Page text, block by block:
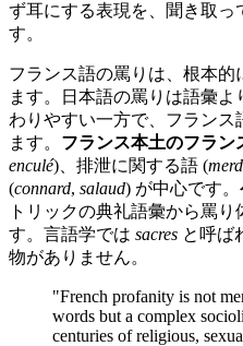
ず耳にする表現を、聞き取
す。
フランス語の罵りは、根本的
ます。日本語の罵りは語彙
わりやすい一方で、フラン
ます。 フランス本土のフラン
enculé)、排泄に関する語 (
(connard, salaud) が中心です。
トリックの典礼語彙から罵
す。言語学では sacres と呼ば
物がありません。
"French profanity is not
words but a complex
centuries of religious,